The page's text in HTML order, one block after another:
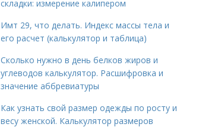
складки: измерение калипером
Имт 29, что делать. Индекс массы тела и
его расчет (калькулятор и таблица)
Сколько нужно в день белков жиров и
углеводов калькулятор. Расшифровка и
значение аббревиатуры
Как узнать свой размер одежды по росту и
весу женской. Калькулятор размеров